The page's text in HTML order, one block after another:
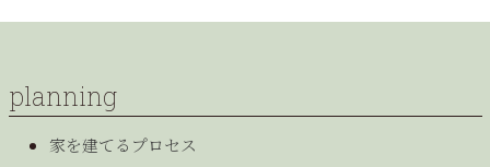
planning
家を建てるプロセス